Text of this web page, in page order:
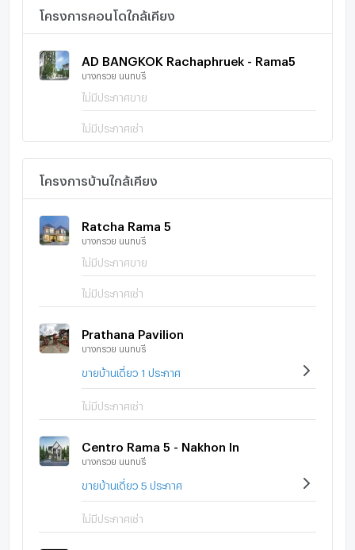
โครงการคอนโดใกล้เคียง
AD BANGKOK Rachaphruek - Rama5
บางกรวย นนทบุรี
ไม่มีประกาศขาย
ไม่มีประกาศเช่า
โครงการบ้านใกล้เคียง
Ratcha Rama 5
บางกรวย นนทบุรี
ไม่มีประกาศขาย
ไม่มีประกาศเช่า
Prathana Pavilion
บางกรวย นนทบุรี
ขายบ้านเดี่ยว 1 ประกาศ
ไม่มีประกาศเช่า
Centro Rama 5 - Nakhon In
บางกรวย นนทบุรี
ขายบ้านเดี่ยว 5 ประกาศ
ไม่มีประกาศเช่า